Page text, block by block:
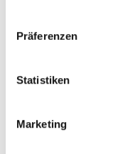
Präferenzen
Statistiken
Marketing